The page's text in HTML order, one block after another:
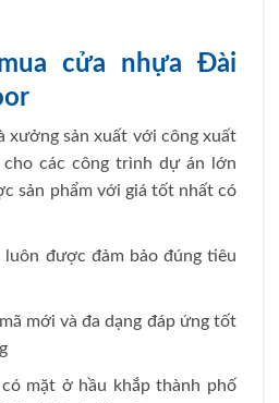
cửa nhựa Đài
xưởng sản xuất với công xuất
cho các công trình dự án lớn
sản phẩm với giá tốt nhất có
được đảm bảo đúng tiêu
mới và đa dạng đáp ứng tốt
mặt ở hầu khắp thành phố